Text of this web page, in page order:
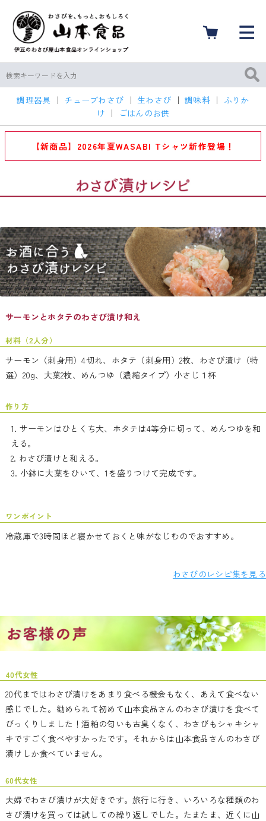
調理器具 ｜ チューブわさび ｜ 生わさび ｜調味料｜ ふりか
け ｜ ごはんのお供
【新商品】2026年夏WASABI Tシャツ新作登場！
サーモンとホタテのわさび漬け和え
材料（2人分）
サーモン（刺身用）4切れ、ホタテ（刺身用）2枚、わさび漬け（特
選）20g、大葉2枚、めんつゆ（濃縮タイプ）小さじ１杯
作り方
サーモンはひとくち大、ホタテは4等分に切って、めんつゆを和
える。
わさび漬けと和える。
小鉢に大葉をひいて、1を盛りつけて完成です。
ワンポイント
冷蔵庫で3時間ほど寝かせておくと味がなじむのでおすすめ。
わさびのレシピ集を見る
40代女性
20代まではわさび漬けをあまり食べる機会もなく、あえて食べない
感じでした。勧められて初めて山本食品さんのわさび漬けを食べて
びっくりしました！酒粕の匂いも古臭くなく、わさびもシャキシャ
キですごく食べやすかったです。それからは山本食品さんのわさび
漬けしか食べていません。
60代女性
夫婦でわさび漬けが大好きです。旅行に行き、いろいろな種類のわ
さび漬けを買っては試しての繰り返しでした。たまたま、近くに山